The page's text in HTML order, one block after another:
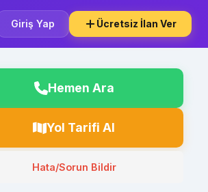
Giriş Yap Ücretsiz İlan Ver
Hemen Ara
Yol Tarifi Al
Hata/Sorun Bildir